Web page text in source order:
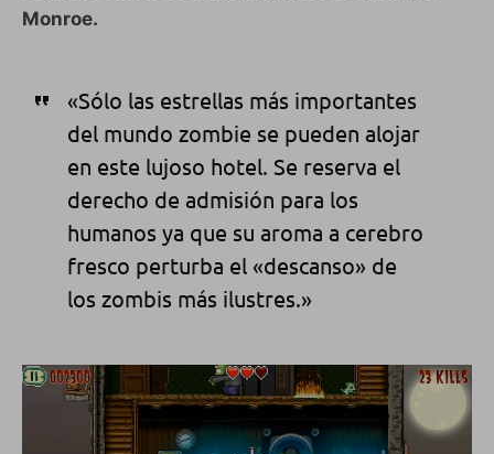
Monroe.
«Sólo las estrellas más importantes
del mundo zombie se pueden alojar
en este lujoso hotel. Se reserva el
derecho de admisión para los
humanos ya que su aroma a cerebro
fresco perturba el «descanso» de
los zombis más ilustres.»